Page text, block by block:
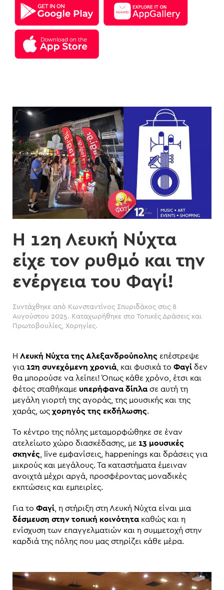
Η 12η Λευκή Νύχτα
είχε τον ρυθμό και την
ενέργεια του Φαγί!
Συντάχθηκε από Κωνσταντίνος Σπυριδάκος στις 8
Αυγούστου 2025. Καταχωρήθηκε στο Τοπικές Δράσεις και
Πρωτοβουλίες Χορηγίες.
Η Λευκή Νύχτα της Αλεξανδρούπολης επέστρεψε
για 12η συνεχόμενη χρονιά , και φυσικά το Φαγί δεν
θα μπορούσε να λείπει! Όπως κάθε χρόνο, έτσι και
φέτος σταθήκαμε υπερήφανα δίπλα σε αυτή τη
μεγάλη γιορτή της αγοράς, της μουσικής και της
χαράς, ως χορηγός της εκδήλωσης.
Το κέντρο της πόλης μεταμορφώθηκε σε έναν
ατελείωτο χώρο διασκέδασης, με 13 μουσικές
σκηνές , live εμφανίσεις, happenings και δράσεις για
μικρούς και μεγάλους. Τα καταστήματα έμειναν
ανοιχτά μέχρι αργά, προσφέροντας μοναδικές
εκπτώσεις και εμπειρίες.
Για το Φαγί , η στήριξη στη Λευκή Νύχτα είναι μια
δέσμευση στην τοπική κοινότητα καθώς και η
ενίσχυση των επαγγελματιών και η συμμετοχή στην
καρδιά της πόλης που μας στηρίζει κάθε μέρα.